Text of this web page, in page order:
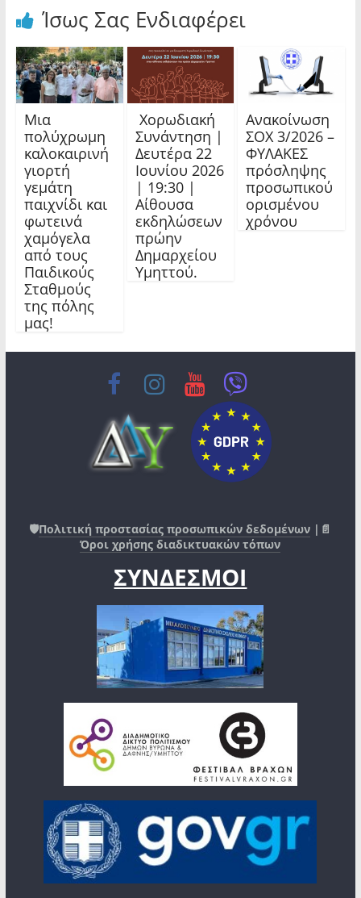
Ίσως Σας Ενδιαφέρει
Μια
πολύχρωμη
καλοκαιρινή
γιορτή
γεμάτη
παιχνίδι και
φωτεινά
χαμόγελα
από τους
Παιδικούς
Σταθμούς
της πόλης
μας!
Χορωδιακή
Συνάντηση |
Δευτέρα 22
Ιουνίου 2026
| 19:30 |
Αίθουσα
εκδηλώσεων
πρώην
Δημαρχείου
Υμηττού.
Ανακοίνωση
ΣΟΧ 3/2026 –
ΦΥΛΑΚΕΣ
πρόσληψης
προσωπικού
ορισμένου
χρόνου
🛡️Πολιτική προστασίας προσωπικών δεδομένων |📄
Όροι χρήσης διαδικτυακών τόπων
ΣΥΝΔΕΣΜΟΙ